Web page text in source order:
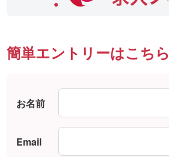
簡単エントリーはこちら
お名前
Email